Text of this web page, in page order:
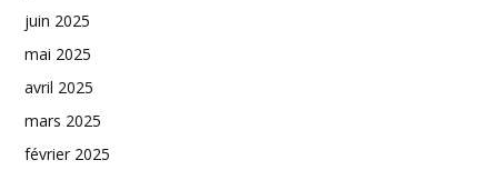
juin 2025
mai 2025
avril 2025
mars 2025
février 2025